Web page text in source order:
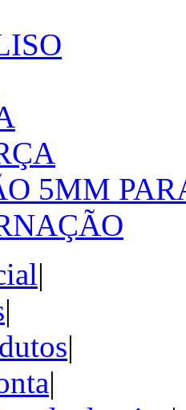
5MM
|
|
|
|